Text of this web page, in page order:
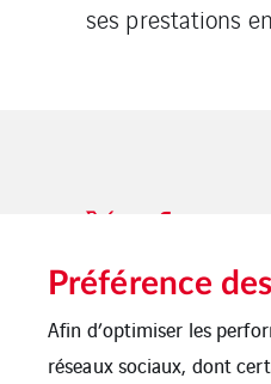
ses prestations
Mentions légales
Préférence
Afin d’optimiser les
réseaux sociaux, dont